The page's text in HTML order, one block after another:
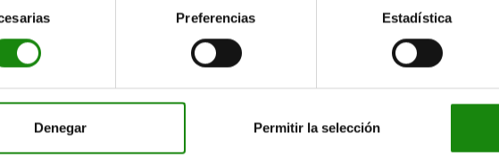
Preferencias Estadística
Denegar Permitir la selección
12
rectificado por
vibración
25
16 — B
rectificado por
25 — 30 —